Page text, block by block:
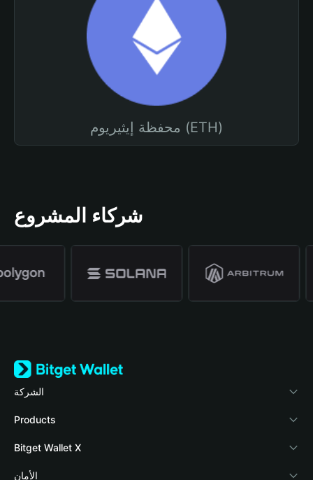
محفظة إيثيريوم (ETH)
شركاء المشروع
الشركة
المدونة
الأكاديمية
Products
Crypto Card
Stablecoin Earn
Bitget Wallet X
المطورون
الأمان